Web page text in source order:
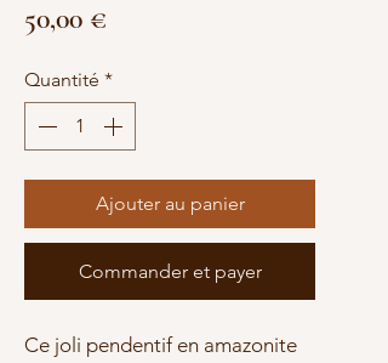
50,00 €
Quantité *
Ajouter au panier
Commander et payer
Ce joli pendentif en amazonite